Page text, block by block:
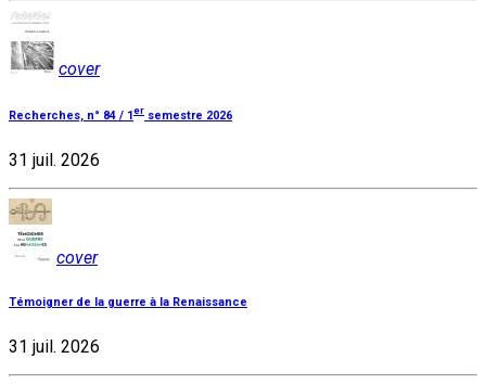
cover
Recherches, n° 84 / 1 er semestre 2026
31 juil. 2026
cover
Témoigner de la guerre à la Renaissance
31 juil. 2026